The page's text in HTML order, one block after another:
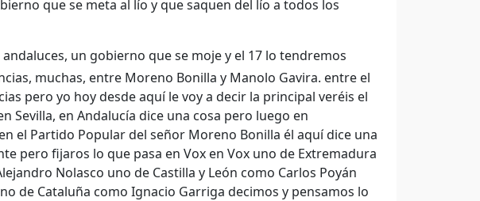
que se meta al lío y que saquen del lío a todos los
un gobierno que se moje y el 17 lo tendremos
muchas, entre Moreno Bonilla y Manolo Gavira. entre el
pero yo hoy desde aquí le voy a decir la principal veréis el
Sevilla, en Andalucía dice una cosa pero luego en
el Partido Popular del señor Moreno Bonilla él aquí dice una
pero fijaros lo que pasa en Vox en Vox uno de Extremadura
Nolasco uno de Castilla y León como Carlos Poyán
de Cataluña como Ignacio Garriga decimos y pensamos lo